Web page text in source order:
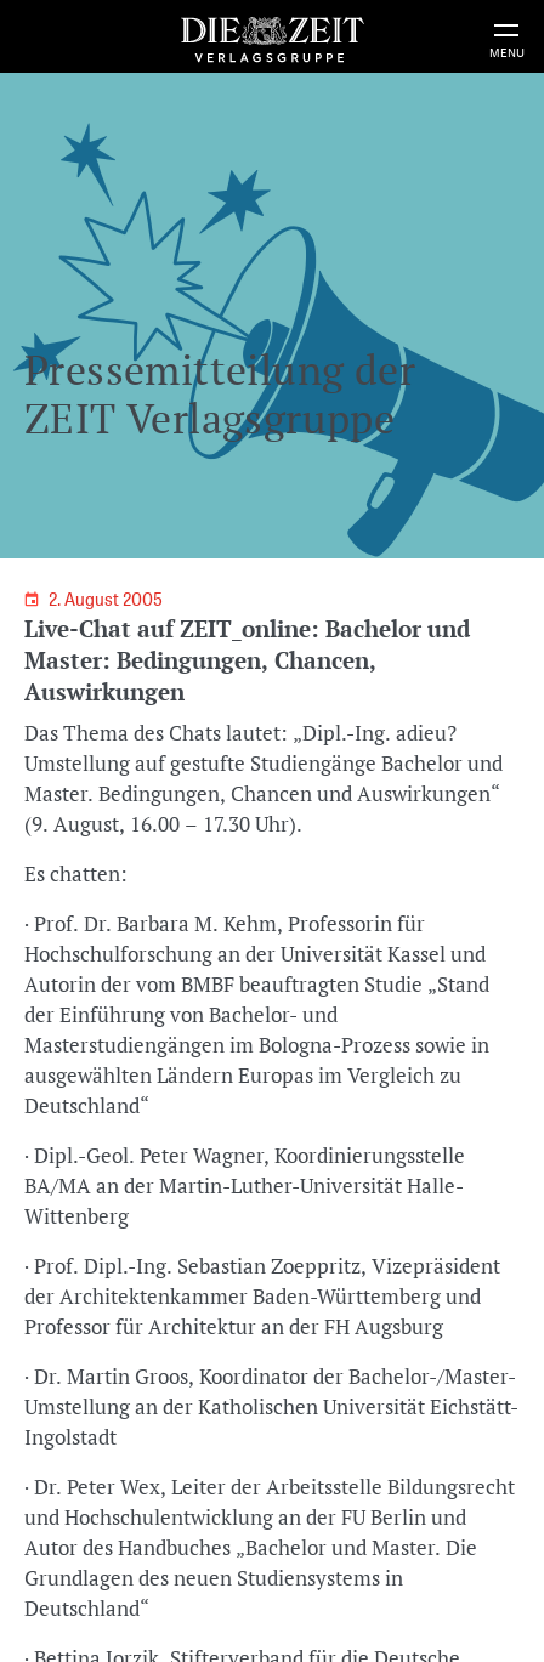
MENU
Pressemitteilung der
ZEIT Verlagsgruppe
2. August 2005
Live-Chat auf ZEIT_online: Bachelor und
Master: Bedingungen, Chancen,
Auswirkungen
Das Thema des Chats lautet: „Dipl.-Ing. adieu?
Umstellung auf gestufte Studiengänge Bachelor und
Master. Bedingungen, Chancen und Auswirkungen“
(9. August, 16.00 – 17.30 Uhr).
Es chatten:
· Prof. Dr. Barbara M. Kehm, Professorin für
Hochschulforschung an der Universität Kassel und
Autorin der vom BMBF beauftragten Studie „Stand
der Einführung von Bachelor- und
Masterstudiengängen im Bologna-Prozess sowie in
ausgewählten Ländern Europas im Vergleich zu
Deutschland“
· Dipl.-Geol. Peter Wagner, Koordinierungsstelle
BA/MA an der Martin-Luther-Universität Halle-
Wittenberg
· Prof. Dipl.-Ing. Sebastian Zoeppritz, Vizepräsident
der Architektenkammer Baden-Württemberg und
Professor für Architektur an der FH Augsburg
· Dr. Martin Groos, Koordinator der Bachelor-/Master-
Umstellung an der Katholischen Universität Eichstätt-
Ingolstadt
· Dr. Peter Wex, Leiter der Arbeitsstelle Bildungsrecht
und Hochschulentwicklung an der FU Berlin und
Autor des Handbuches „Bachelor und Master. Die
Grundlagen des neuen Studiensystems in
Deutschland“